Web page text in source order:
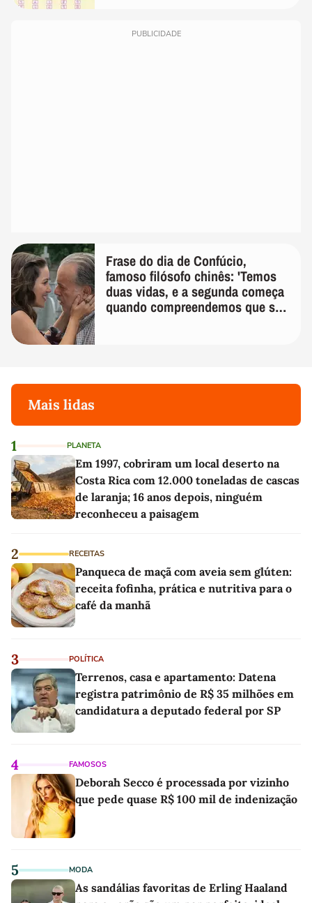
PUBLICIDADE
Frase do dia de Confúcio,
famoso filósofo chinês: 'Temos
duas vidas, e a segunda começa
quando compreendemos que só
Mais lidas
1 PLANETA
Em 1997, cobriram um local deserto na
Costa Rica com 12.000 toneladas de cascas
de laranja; 16 anos depois, ninguém
reconheceu a paisagem
2 RECEITAS
Panqueca de maçã com aveia sem glúten:
receita fofinha, prática e nutritiva para o
café da manhã
3 POLÍTICA
Terrenos, casa e apartamento: Datena
registra patrimônio de R$ 35 milhões em
candidatura a deputado federal por SP
4 FAMOSOS
Deborah Secco é processada por vizinho
que pede quase R$ 100 mil de indenização
5 MODA
As sandálias favoritas de Erling Haaland